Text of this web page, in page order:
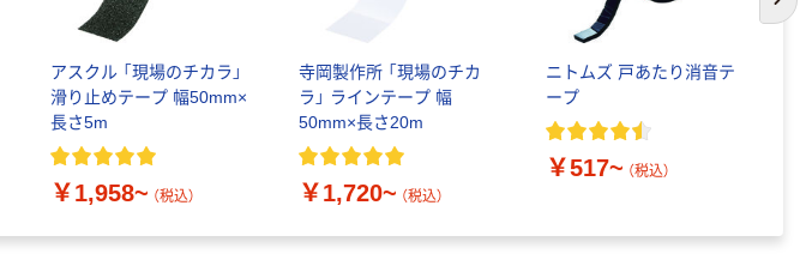
アスクル 「現場のチカラ」
滑り止めテープ 幅50mm×
長さ5m
￥1,958~ （税込）
寺岡製作所 「現場のチカ
ラ」 ラインテープ 幅
50mm×長さ20m
￥1,720~ （税込）
ニトムズ 戸あたり消音テ
ープ
￥517~ （税込）
次